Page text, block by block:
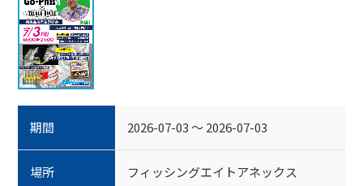
期間 2026-07-03 ～ 2026-07-03
場所 フィッシングエイトアネックス